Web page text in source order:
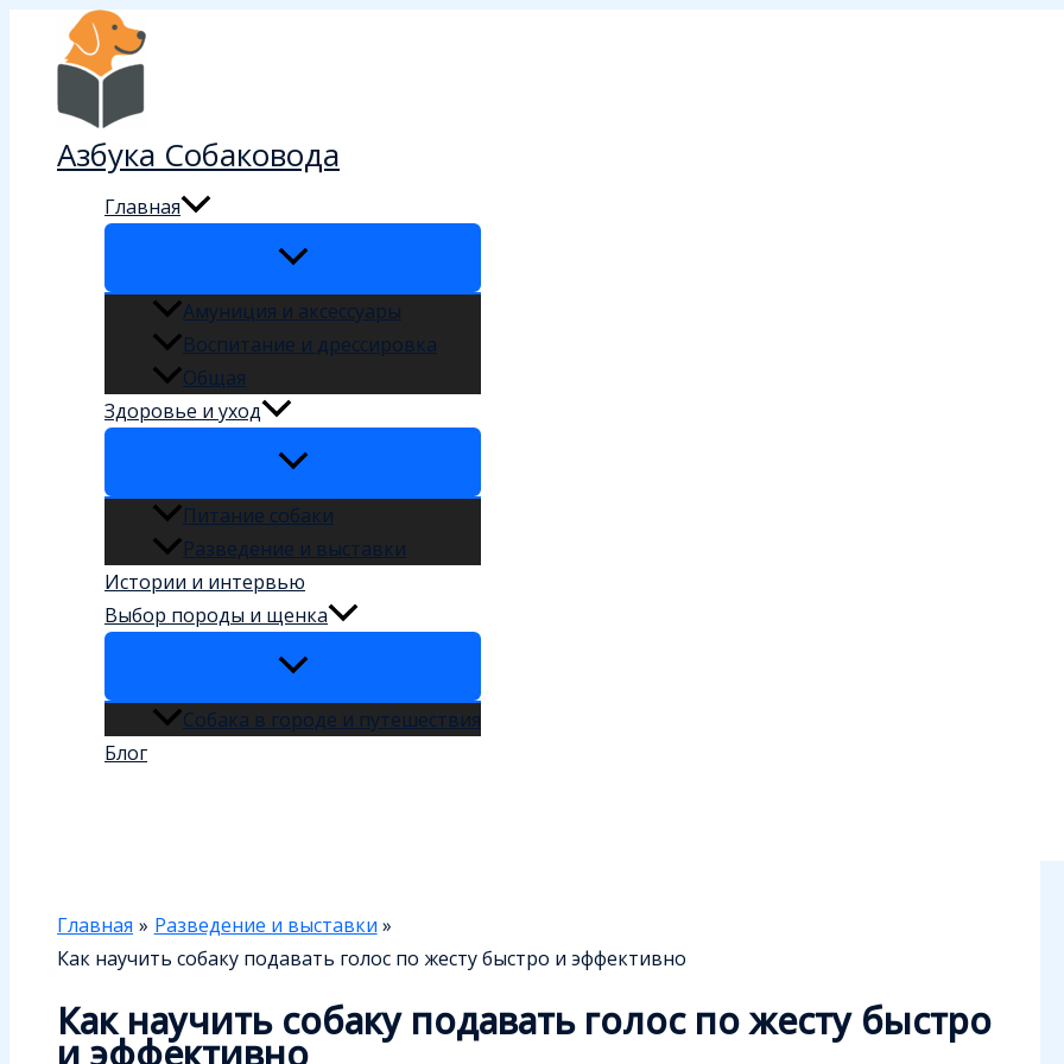
Перейти
Азбука Собаковода
Главная
Амуниция и аксессуары
Воспитание и дрессировка
Общая
Здоровье и уход
Питание собаки
Разведение и выставки
Истории и интервью
Выбор породы и щенка
Собака в городе и путешествия
Блог
Главная
Разведение и выставки
Как научить собаку подавать голос по жесту быстро и эффективно
Как научить собаку подавать голос по жесту быстро
и эффективно